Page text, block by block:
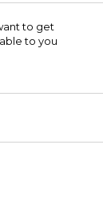
to get
to you